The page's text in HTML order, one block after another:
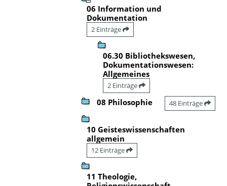
06 Information und
Dokumentation
2 Einträge
06.30 Bibliothekswesen,
Dokumentationswesen:
Allgemeines
2 Einträge
08 Philosophie 48 Einträge
10 Geisteswissenschaften
allgemein
12 Einträge
11 Theologie,